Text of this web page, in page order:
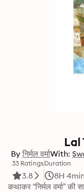
Lal
By निर्मल वर्माWith:
33 Ratings
3.8
Duration
8H
कथाकर “निर्मल वर्मा” की